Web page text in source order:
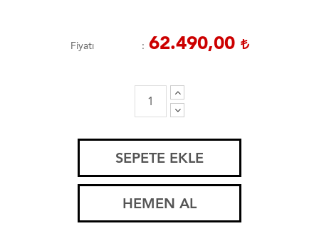
Fiyatı 62.490,00
SEPETE EKLE
HEMEN AL